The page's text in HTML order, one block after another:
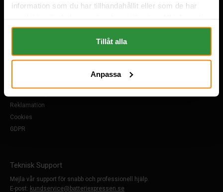
information som du har tillhandahållit eller som de har
om "Cookies" och ditt val finner du på vår Cookie sida
längst ner i "footern" på sidan.
Tillåt alla
Anpassa
Övrigt
Vård & skötsel
Reklamation
Cookies
GDPR
Teknisk Support
Mejla vår support för snabb och professionell hjälp.
E-post: kundservice@batteriexpressen.se